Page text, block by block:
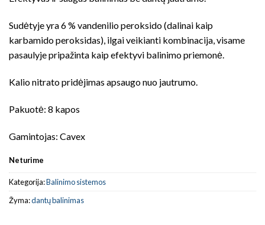
Sudėtyje yra 6 % vandenilio peroksido (dalinai kaip
karbamido peroksidas), ilgai veikianti kombinacija, visame
pasaulyje pripažinta kaip efektyvi balinimo priemonė.
Kalio nitrato pridėjimas apsaugo nuo jautrumo.
Pakuotė: 8 kapos
Gamintojas: Cavex
Neturime
Kategorija:Balinimo sistemos
Žyma:dantų balinimas